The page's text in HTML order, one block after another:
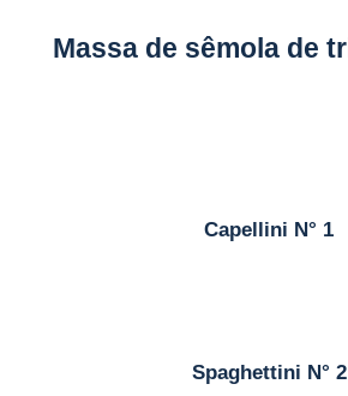
Massa de sêmola de
Capellini N° 1
Spaghettini N° 2